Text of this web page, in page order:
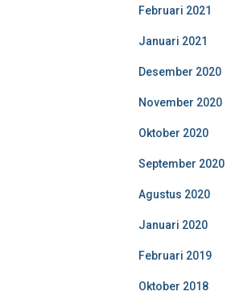
Februari 2021
Januari 2021
Desember 2020
November 2020
Oktober 2020
September 2020
Agustus 2020
Januari 2020
Februari 2019
Oktober 2018